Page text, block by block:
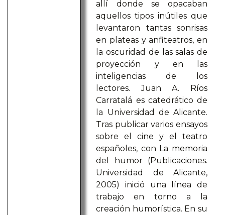
allí donde se opacaban
aquellos tipos inútiles que
levantaron tantas sonrisas
en plateas y anfiteatros, en
la oscuridad de las salas de
proyección y en las
inteligencias de los
lectores. Juan A. Ríos
Carratalá es catedrático de
la Universidad de Alicante.
Tras publicar varios ensayos
sobre el cine y el teatro
españoles, con La memoria
del humor (Publicaciones.
Universidad de Alicante,
2005) inició una línea de
trabajo en torno a la
creación humorística. En su